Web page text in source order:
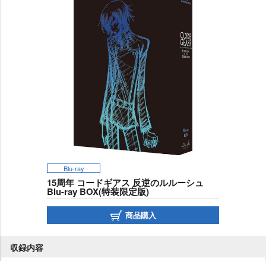
Blu-ray
15周年 コードギアス 反逆のルルーシュ
Blu-ray BOX(特装限定版)
商品購入
収録内容